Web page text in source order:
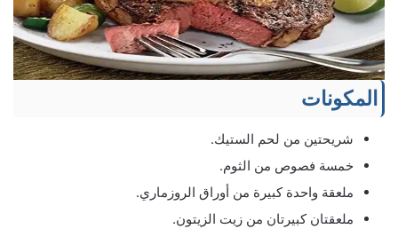
المكونات
شريحتين من لحم الستيك.
خمسة فصوص من الثوم.
ملعقة واحدة كبيرة من أوراق الروزماري.
ملعقتان كبيرتان من زيت الزيتون.